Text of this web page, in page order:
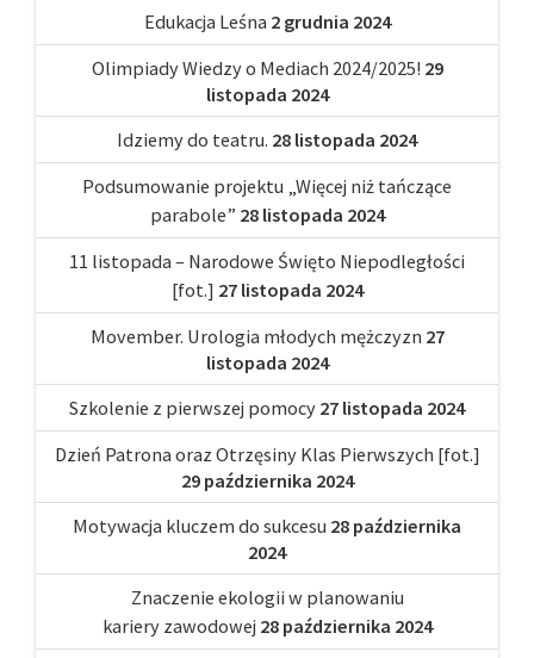
Edukacja Leśna 2 grudnia 2024
Olimpiady Wiedzy o Mediach 2024/2025! 29
listopada 2024
Idziemy do teatru. 28 listopada 2024
Podsumowanie projektu „Więcej niż tańczące
parabole” 28 listopada 2024
11 listopada – Narodowe Święto Niepodległości
[fot.] 27 listopada 2024
Movember. Urologia młodych mężczyzn 27
listopada 2024
Szkolenie z pierwszej pomocy 27 listopada 2024
Dzień Patrona oraz Otrzęsiny Klas Pierwszych [fot.]
29 października 2024
Motywacja kluczem do sukcesu 28 października
2024
Znaczenie ekologii w planowaniu
kariery zawodowej 28 października 2024